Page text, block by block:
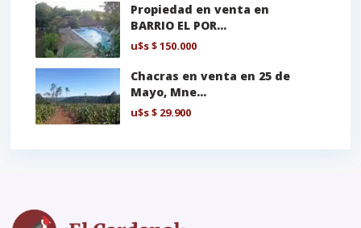
Propiedad en venta en
BARRIO EL POR...
u$s$ 150.000
Chacras en venta en 25 de
Mayo, Mne...
u$s$ 29.900